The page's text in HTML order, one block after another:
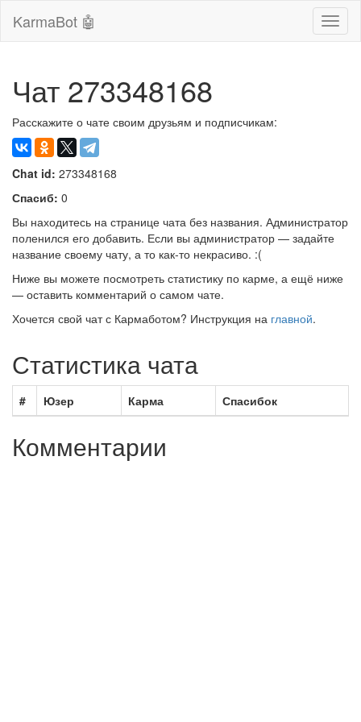
KarmaBot 🤖
Чат 273348168
Расскажите о чате своим друзьям и подписчикам:
Chat id: 273348168
Спасиб: 0
Вы находитесь на странице чата без названия. Администратор
поленился его добавить. Если вы администратор — задайте
название своему чату, а то как-то некрасиво. :(
Ниже вы можете посмотреть статистику по карме, а ещё ниже
— оставить комментарий о самом чате.
Хочется свой чат с Кармаботом? Инструкция на главной.
Статистика чата
# Юзер Карма Спасибок
Комментарии